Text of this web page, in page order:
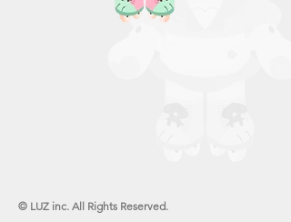
© LUZ inc. All Rights Reserved.